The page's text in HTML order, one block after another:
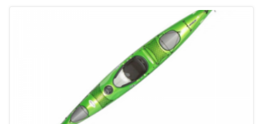
750KR.
22
490KR.